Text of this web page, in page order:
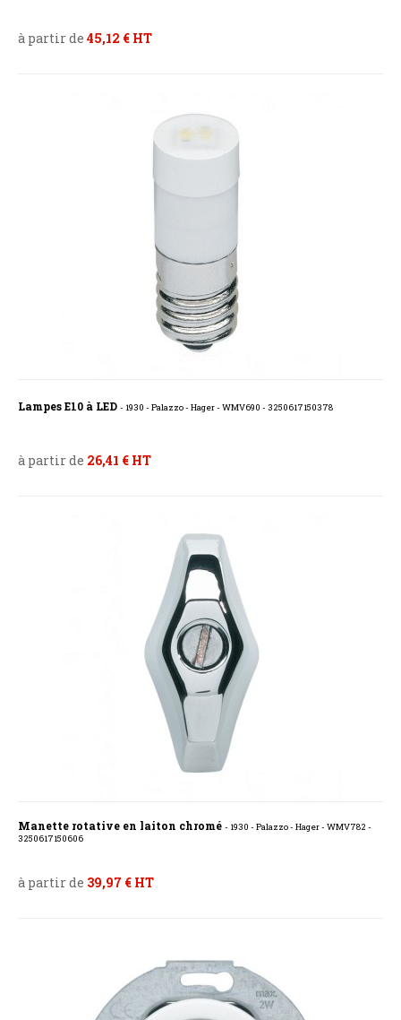
à partir de 45,12 € HT
Lampes E10 à LED - 1930 - Palazzo - Hager - WMV690 - 3250617150378
à partir de 26,41 € HT
Manette rotative en laiton chromé - 1930 - Palazzo - Hager - WMV782 -
3250617150606
à partir de 39,97 € HT